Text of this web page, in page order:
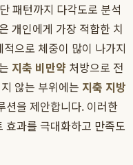
패턴까지 다각도로 분석
개인에게 가장 적합한 치
으로 체중이 많이 나가지
지축 비만약 처방으로 전
않는 부위에는 지축 지방
션을 제안합니다. 이러한
효과를 극대화하고 만족도